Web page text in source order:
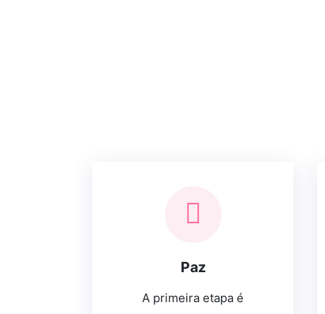
Paz
A primeira etapa é